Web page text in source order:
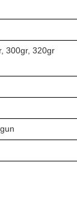
300gr, 320gr